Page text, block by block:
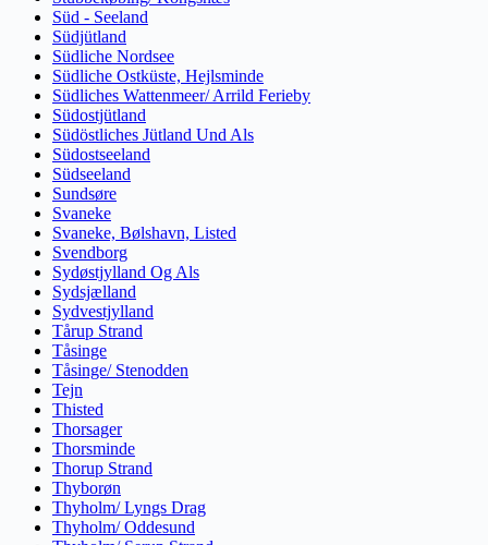
Süd - Seeland
Südjütland
Südliche Nordsee
Südliche Ostküste, Hejlsminde
Südliches Wattenmeer/ Arrild Ferieby
Südostjütland
Südöstliches Jütland Und Als
Südostseeland
Südseeland
Sundsøre
Svaneke
Svaneke, Bølshavn, Listed
Svendborg
Sydøstjylland Og Als
Sydsjælland
Sydvestjylland
Tårup Strand
Tåsinge
Tåsinge/ Stenodden
Tejn
Thisted
Thorsager
Thorsminde
Thorup Strand
Thyborøn
Thyholm/ Lyngs Drag
Thyholm/ Oddesund